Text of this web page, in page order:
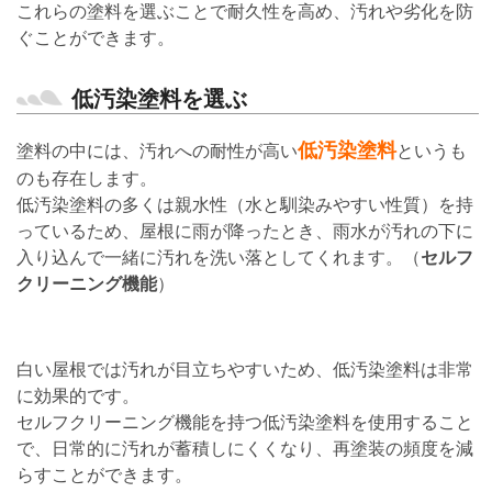
これらの塗料を選ぶことで耐久性を高め、汚れや劣化を防
ぐことができます。
低汚染塗料を選ぶ
塗料の中には、汚れへの耐性が高い低汚染塗料というも
のも存在します。
低汚染塗料の多くは親水性（水と馴染みやすい性質）を持
っているため、屋根に雨が降ったとき、雨水が汚れの下に
入り込んで一緒に汚れを洗い落としてくれます。（セルフ
クリーニング機能）
白い屋根では汚れが目立ちやすいため、低汚染塗料は非常
に効果的です。
セルフクリーニング機能を持つ低汚染塗料を使用すること
で、日常的に汚れが蓄積しにくくなり、再塗装の頻度を減
らすことができます。